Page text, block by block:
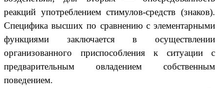
реакций употреблением стимулов-средств (знаков).
Специфика высших по сравнению с элементарными
функциями заключается в осуществлении
организованного приспособления к ситуации с
предварительным овладением собственным
поведением.